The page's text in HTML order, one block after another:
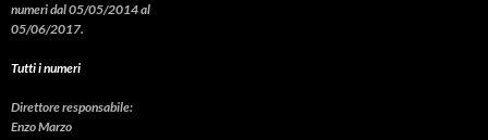
numeri dal 05/05/2014 al
05/06/2017.
Tutti i numeri
Direttore responsabile:
Enzo Marzo